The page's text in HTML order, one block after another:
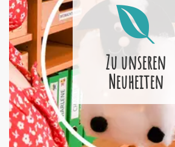
Zu unseren
Neuheiten